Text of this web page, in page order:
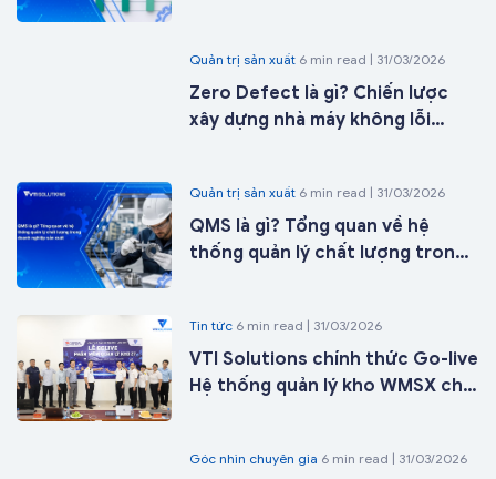
Quản trị sản xuất 6 min read | 31/03/2026
Zero Defect là gì? Chiến lược
xây dựng nhà máy không lỗi
Quản trị sản xuất 6 min read | 31/03/2026
QMS là gì? Tổng quan về hệ
thống quản lý chất lượng trong
Tin tức 6 min read | 31/03/2026
VTI Solutions chính thức Go-live
Hệ thống quản lý kho WMSX cho
ngày triển khai
Góc nhìn chuyên gia 6 min read | 31/03/2026